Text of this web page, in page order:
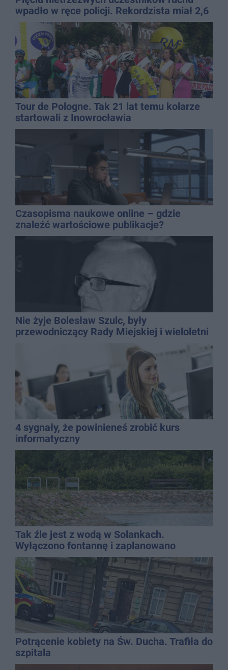
wpadło w ręce policji. Rekordzista miał 2,6
promila
Tour de Pologne. Tak 21 lat temu kolarze
startowali z Inowrocławia
Czasopisma naukowe online – gdzie
znaleźć wartościowe publikacje?
Nie żyje Bolesław Szulc, były
przewodniczący Rady Miejskiej i wieloletni
4 sygnały, że powinieneś zrobić kurs
informatyczny
Tak źle jest z wodą w Solankach.
Wyłączono fontannę i zaplanowano
dolewkę
Potrącenie kobiety na Św. Ducha. Trafiła do
szpitala